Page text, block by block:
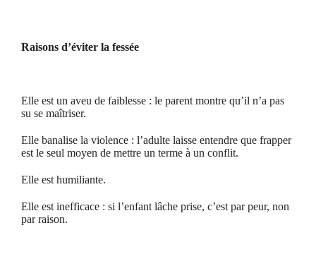
Raisons d’éviter la fessée
Elle est un aveu de faiblesse : le parent montre qu’il n’a pas
su se maîtriser.
Elle banalise la violence : l’adulte laisse entendre que frapper
est le seul moyen de mettre un terme à un conflit.
Elle est humiliante.
Elle est inefficace : si l’enfant lâche prise, c’est par peur, non
par raison.